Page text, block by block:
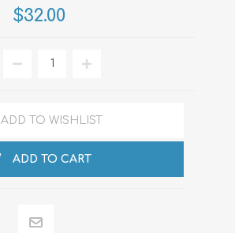
$32.00
ADD TO WISHLIST
ADD TO CART